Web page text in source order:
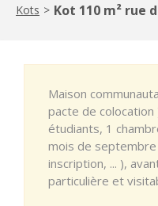
Kots > Kot 110 m² rue
Maison
pacte de
étudiants, 1
mois de
inscription, ... ),
particulière et